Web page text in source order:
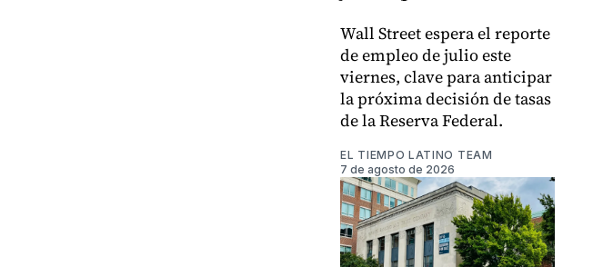
Wall Street espera el reporte
de empleo de julio este
viernes, clave para anticipar
la próxima decisión de tasas
de la Reserva Federal.
EL TIEMPO LATINO TEAM
7 de agosto de 2026